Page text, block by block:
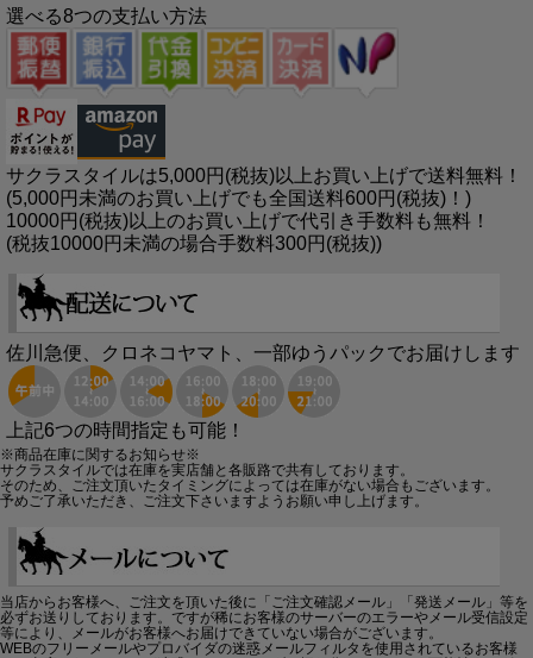
選べる8つの支払い方法
サクラスタイルは5,000円(税抜)以上お買い上げで送料無料！
(5,000円未満のお買い上げでも全国送料600円(税抜)！)
10000円(税抜)以上のお買い上げで代引き手数料も無料！
(税抜10000円未満の場合手数料300円(税抜))
佐川急便、クロネコヤマト、一部ゆうパックでお届けします
上記6つの時間指定も可能！
※商品在庫に関するお知らせ※
サクラスタイルでは在庫を実店舗と各販路で共有しております。
そのため、ご注文頂いたタイミングによっては在庫がない場合もございます。
予めご了承いただき、ご注文下さいますようお願い申し上げます。
当店からお客様へ、ご注文を頂いた後に「ご注文確認メール」「発送メール」等を
必ずお送りしております。ですが稀にお客様のサーバーのエラーやメール受信設定
等により、メールがお客様へお届けできていない場合がございます。
WEBのフリーメールやプロバイダの迷惑メールフィルタを使用されているお客様